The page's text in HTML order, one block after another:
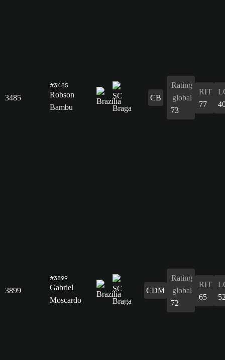
3485
#3485
Robson
Bambu
CB
Rating
global
73
RIT
77
3899
#3899
Gabriel
Moscardo
CDM
Rating
global
72
RIT
65